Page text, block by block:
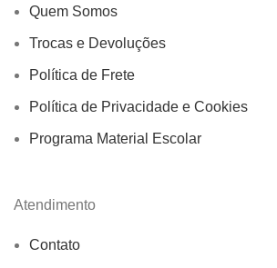
Quem Somos
Trocas e Devoluções
Política de Frete
Política de Privacidade e Cookies
Programa Material Escolar
Atendimento
Contato